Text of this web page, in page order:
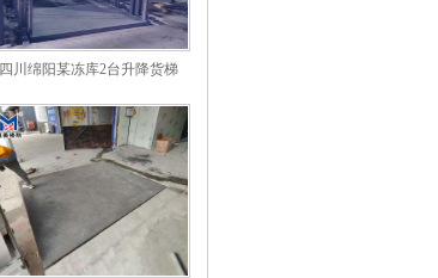
四川绵阳某冻库2台升降货梯